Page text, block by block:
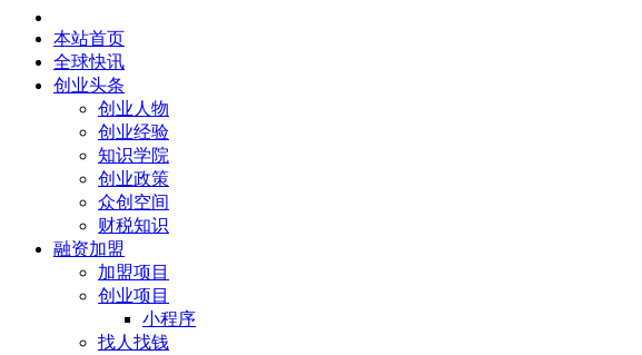
本站首页
全球快讯
创业头条
创业人物
创业经验
知识学院
创业政策
众创空间
财税知识
融资加盟
加盟项目
创业项目
小程序
找人找钱